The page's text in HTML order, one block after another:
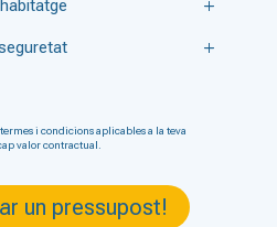
i condicions aplicables a la teva
valor contractual.
un pressupost!